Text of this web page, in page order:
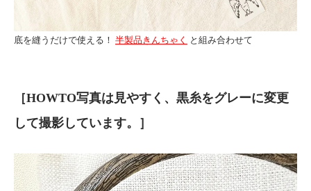
底を縫うだけで使える！ 半製品きんちゃく と組み合わせて
［HOWTO写真は見やすく、黒糸をグレーに変更
して撮影しています。］